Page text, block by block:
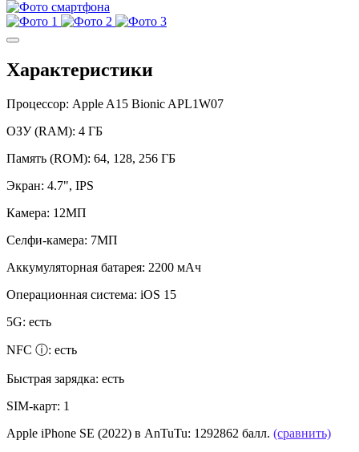
Характеристики
Процессор: Apple A15 Bionic APL1W07
ОЗУ (RAM): 4 ГБ
Память (ROM): 64, 128, 256 ГБ
Экран: 4.7", IPS
Камера: 12МП
Селфи-камера: 7МП
Аккумуляторная батарея: 2200 мАч
Операционная система: iOS 15
5G: есть
NFC ⓘ: есть
Быстрая зарядка: есть
SIM-карт: 1
Apple iPhone SE (2022) в AnTuTu: 1292862 балл. (сравнить)